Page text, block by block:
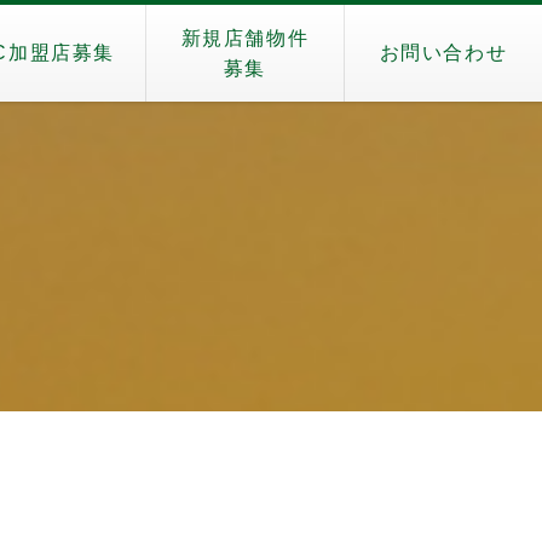
加盟店募集
新規店舗物件
募集
お問い合わせ